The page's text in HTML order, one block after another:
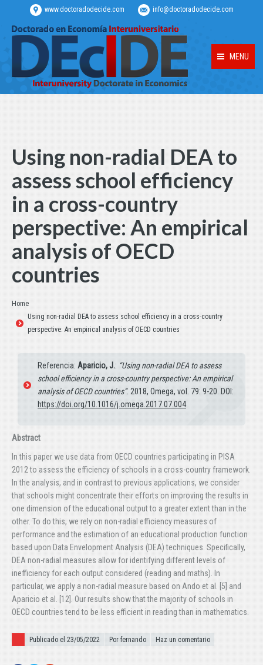
www.doctoradodecide.com info@doctoradodecide.com
MENU
Using non-radial DEA to
assess school efficiency
in a cross-country
perspective: An empirical
analysis of OECD
countries
Estás aquí:
Home
Using non-radial DEA to assess school efficiency in a cross-country
perspective: An empirical analysis of OECD countries
Referencia: Aparicio, J.: “Using non-radial DEA to assess
school efficiency in a cross-country perspective: An empirical
analysis of OECD countries”. 2018, Omega, vol. 79: 9-20. DOI:
https://doi.org/10.1016/j.omega.2017.07.004
Abstract
In this paper we use data from OECD countries participating in PISA
2012 to assess the efficiency of schools in a cross-country framework.
In the analysis, and in contrast to previous applications, we consider
that schools might concentrate their efforts on improving the results in
one dimension of the educational output to a greater extent than in the
other. To do this, we rely on non-radial efficiency measures of
performance and the estimation of an educational production function
based upon Data Envelopment Analysis (DEA) techniques. Specifically,
DEA non-radial measures allow for identifying different levels of
inefficiency for each output considered (reading and maths). In
particular, we apply a non-radial measure based on Ando et al. [5] and
Aparicio et al. [12]. Our results show that the majority of schools in
OECD countries tend to be less efficient in reading than in mathematics.
Publicado el
Publicado el 23/05/2022 Por fernando Haz un comentario